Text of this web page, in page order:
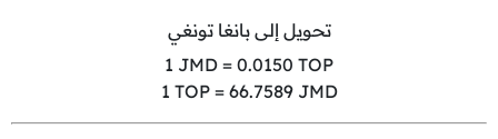
تحويل إلى بانغا تونغي
1 JMD = 0.0150 TOP
1 TOP = 66.7589JMD